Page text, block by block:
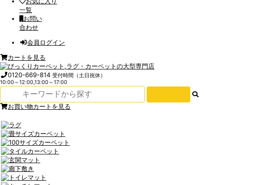
一覧
お問い
合わせ
会員ログイン
カートを見る
0120-669-814受付時間（土日祝休）
10:00～12:00,13:00～17:00
お買い物カートを見る